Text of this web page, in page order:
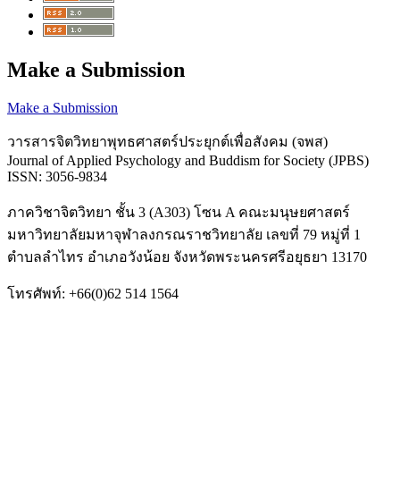
Make a Submission
Make a Submission
วารสารจิตวิทยาพุทธศาสตร์ประยุกต์เพื่อสังคม (จพส)
Journal of Applied Psychology and Buddism for Society (JPBS)
ISSN: 3056-9834
ภาควิชาจิตวิทยา ชั้น 3 (A303) โซน A คณะมนุษยศาสตร์
มหาวิทยาลัยมหาจุฬาลงกรณราชวิทยาลัย เลขที่ 79 หมู่ที่ 1
ตำบลลำไทร อำเภอวังน้อย จังหวัดพระนครศรีอยุธยา 13170
โทรศัพท์: +66(0)62 514 1564